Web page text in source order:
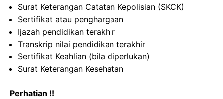
Surat Keterangan Catatan Kepolisian (SKCK)
Sertifikat atau penghargaan
Ijazah pendidikan terakhir
Transkrip nilai pendidikan terakhir
Sertifikat Keahlian (bila diperlukan)
Surat Keterangan Kesehatan
Perhatian !!